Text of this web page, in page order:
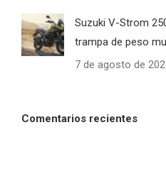
Suzuki V-Strom
trampa de peso
7 de agosto de
Comentarios recientes